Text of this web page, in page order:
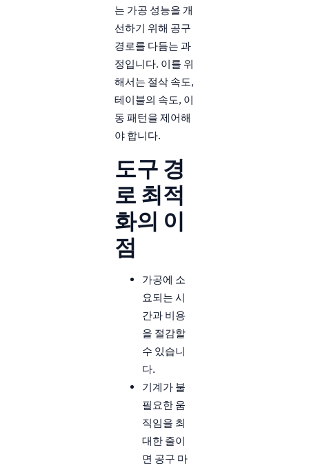
는 가공 성능을 개
선하기 위해 공구
경로를 다듬는 과
정입니다. 이를 위
해서는 절삭 속도,
테이블의 속도, 이
동 패턴을 제어해
야 합니다.
도구 경
로 최적
화의 이
점
가공에 소
요되는 시
간과 비용
을 절감할
수 있습니
다.
기계가 불
필요한 움
직임을 최
대한 줄이
면 공구 마